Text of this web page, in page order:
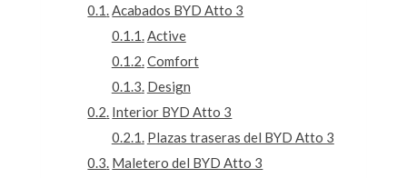
Acabados BYD Atto 3
Active
Comfort
Design
Interior BYD Atto 3
Plazas traseras del BYD Atto 3
Maletero del BYD Atto 3